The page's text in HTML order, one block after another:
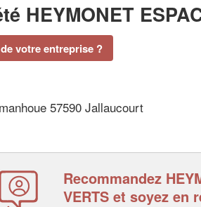
HEYMONET
votre entreprise ?
57590 Jallaucourt
Recommandez
VERTS et soyez en